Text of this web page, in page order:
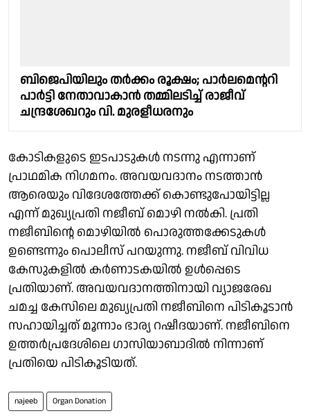
ബിജെപിയിലും തർക്കം രൂക്ഷം; പാർലമെൻ്ററി
പാർട്ടി നേതാവാകാൻ തമ്മിലടിച്ച് രാജീവ്
ചന്ദ്രശേഖറും വി. മുരളീധരനും
കോടികളുടെ ഇടപാടുകൾ നടന്നു എന്നാണ്
പ്രാഥമിക നിഗമനം. അവയവദാനം നടത്താൻ
ആരെയും വിദേശത്തേക്ക് കൊണ്ടുപോയിട്ടില്ല
എന്ന് മുഖ്യപ്രതി നജീബ് മൊഴി നൽകി. പ്രതി
നജീബിന്റെ മൊഴിയിൽ പൊരുത്തക്കേടുകൾ
ഉണ്ടെന്നും പൊലീസ് പറയുന്നു. നജീബ് വിവിധ
കേസുകളിൽ കർണാടകയിൽ ഉൾപ്പെടെ
പ്രതിയാണ്. അവയവദാനത്തിനായി വ്യാജരേഖ
ചമച്ച കേസിലെ മുഖ്യപ്രതി നജീബിനെ പിടികൂടാൻ
സഹായിച്ചത് മൂന്നാം ഭാര്യ റഷീദയാണ്. നജീബിനെ
ഉത്തര്‍പ്രദേശിലെ ഗാസിയാബാദില്‍ നിന്നാണ്
പ്രതിയെ പിടികൂടിയത്.
najeeb Organ Donation